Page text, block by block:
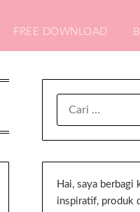
FREE DOWNLOAD
Hai, saya
inspiratif, produk